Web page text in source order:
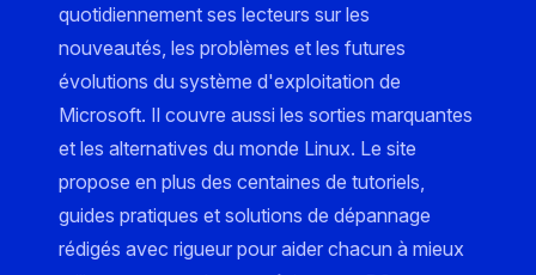
quotidiennement ses lecteurs sur les
nouveautés, les problèmes et les futures
évolutions du système d'exploitation de
Microsoft. Il couvre aussi les sorties marquantes
et les alternatives du monde Linux. Le site
propose en plus des centaines de tutoriels,
guides pratiques et solutions de dépannage
rédigés avec rigueur pour aider chacun à mieux